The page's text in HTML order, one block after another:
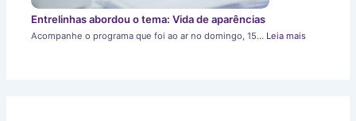
Entrelinhas abordou o tema: Vida de aparências
Acompanhe o programa que foi ao ar no domingo, 15… Leia mais